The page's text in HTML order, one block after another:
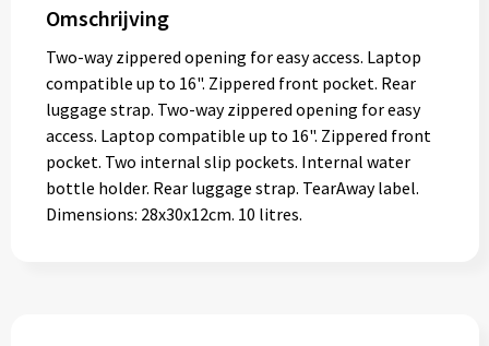
Omschrijving
Two-way zippered opening for easy access. Laptop
compatible up to 16". Zippered front pocket. Rear
luggage strap. Two-way zippered opening for easy
access. Laptop compatible up to 16". Zippered front
pocket. Two internal slip pockets. Internal water
bottle holder. Rear luggage strap. TearAway label.
Dimensions: 28x30x12cm. 10 litres.